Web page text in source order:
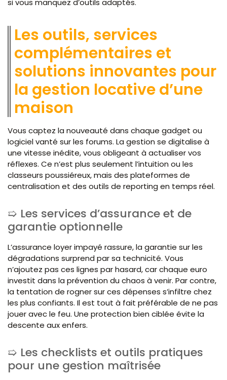
si vous manquez d’outils adaptés.
Les outils, services
complémentaires et
solutions innovantes pour
la gestion locative d’une
maison
Vous captez la nouveauté dans chaque gadget ou
logiciel vanté sur les forums. La gestion se digitalise à
une vitesse inédite, vous obligeant à actualiser vos
réflexes. Ce n’est plus seulement l’intuition ou les
classeurs poussiéreux, mais des plateformes de
centralisation et des outils de reporting en temps réel.
Les services d’assurance et de
garantie optionnelle
L’assurance loyer impayé rassure, la garantie sur les
dégradations surprend par sa technicité. Vous
n’ajoutez pas ces lignes par hasard, car chaque euro
investit dans la prévention du chaos à venir. Par contre,
la tentation de rogner sur ces dépenses s’infiltre chez
les plus confiants. Il est tout à fait préférable de ne pas
jouer avec le feu. Une protection bien ciblée évite la
descente aux enfers.
Les checklists et outils pratiques
pour une gestion maîtrisée